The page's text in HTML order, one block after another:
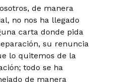
de manera
no nos ha llegado
carta donde pida
su renuncia
lo quitemos de la
todo se ha
de manera